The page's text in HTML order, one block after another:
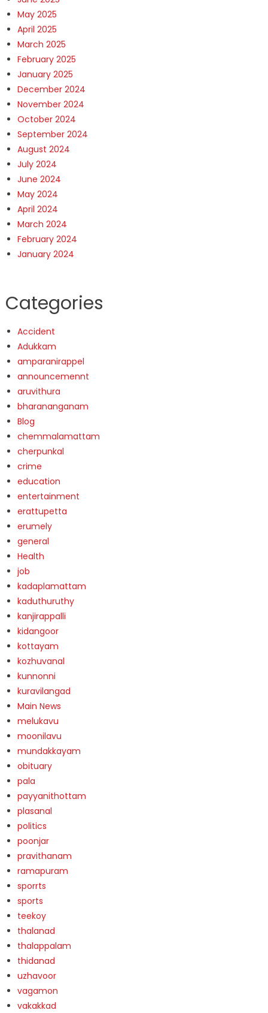
May 2025
April 2025
March 2025
February 2025
January 2025
December 2024
November 2024
October 2024
September 2024
August 2024
July 2024
June 2024
May 2024
April 2024
March 2024
February 2024
January 2024
Categories
Accident
Adukkam
amparanirappel
announcemennt
aruvithura
bharananganam
Blog
chemmalamattam
cherpunkal
crime
education
entertainment
erattupetta
erumely
general
Health
job
kadaplamattam
kaduthuruthy
kanjirappalli
kidangoor
kottayam
kozhuvanal
kunnonni
kuravilangad
Main News
melukavu
moonilavu
mundakkayam
obituary
pala
payyanithottam
plasanal
politics
poonjar
pravithanam
ramapuram
sporrts
sports
teekoy
thalanad
thalappalam
thidanad
uzhavoor
vagamon
vakakkad